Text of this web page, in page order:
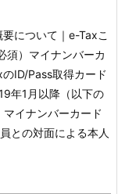
について｜e-Taxこ
須）マイナンバーカ
ID/Pass取得カード
年1月以降（以下の
イナンバーカード
との対面による本人